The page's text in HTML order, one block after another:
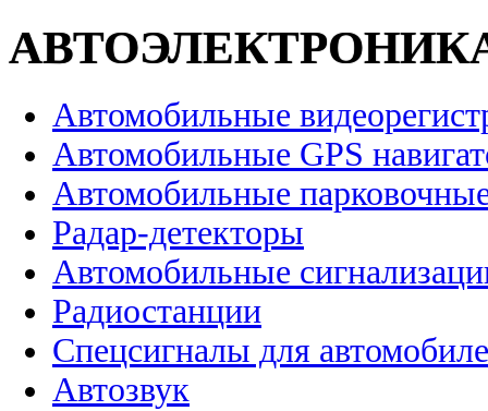
Автомобильные
Автомобильные GPS
Автомобильные
Радар-детекторы
Автомобильные
Радиостанции
Спецсигналы для
Автозвук